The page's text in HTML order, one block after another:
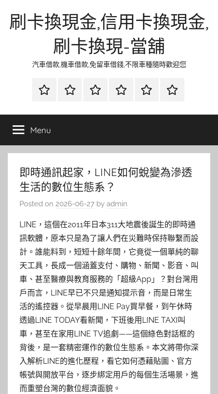
刷卡換現金,信用卡換現金,
刷卡換現-當舖
汽車借款,機車借款,免留車借錢,不限車種隨時歡迎您
首
當
金
網
資
流
時
環
清
聯
徵
Menu
即時通訊起家，LINE如何蛻變為滲透
生活的數位生態系？
Posted on 2026-06-27 by admin
LINE，這個在2011年日本311大地震後誕生的即時通
訊軟體，原本只是為了讓人們在災難時保持聯繫而設
計。誰能料到，短短十餘年間，它竟從一個單純的聊
天工具，長成一個涵蓋支付、購物、新聞、影音、叫
車、甚至醫療與教育服務的「超級App」？對台灣用
戶而言，LINE早已不只是通知提示音，而是日常生
活的遙控器。從早晨用LINE Pay買早餐，到午休時
透過LINE TODAY看新聞，下班後用LINE TAXI叫
車，甚至在家用LINE TV追劇——這個綠色對話框的
背後，是一套精密運作的數位生態系。本文將帶你深
入解析LINE的進化歷程，看它如何憑藉貼圖、官方
帳號與開放平台，逐步綁定用戶的每個生活場景，進
而重塑台灣的數位經濟面貌。